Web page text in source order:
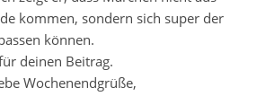
kommen, sondern sich super der
können.
deinen Beitrag.
Wochenendgrüße,